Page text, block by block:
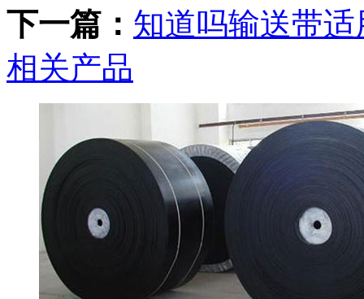
下一篇： 知道吗输送带
相关产品